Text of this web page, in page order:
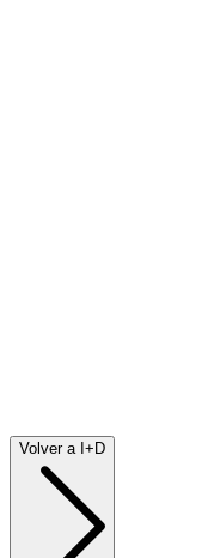
Volver a I+D